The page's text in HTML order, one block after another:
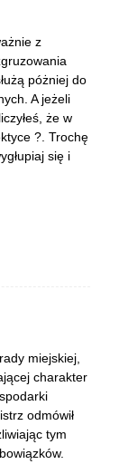
z
póżniej do
A jeżeli
że w
?. Trochę
się i
miejskiej,
charakter
odmówił
tym